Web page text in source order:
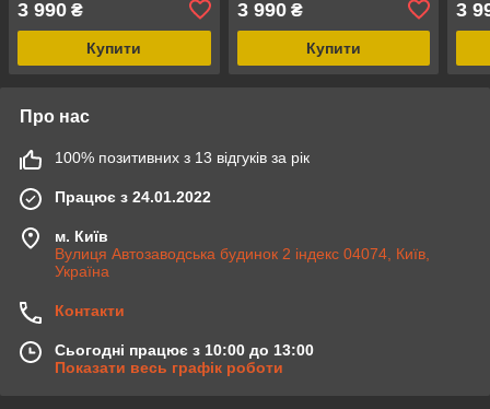
3 990 ₴
Купити
бежевий
3 990₴
Купити
3
Про нас
100% позитивних з 13 відгуків за рік
Працює з 24.01.2022
м. Київ
Вулиця Автозаводська будинок 2 індекс 04074, Київ,
Україна
Контакти
Сьогодні працює з 10:00 до 13:00
Показати весь графік роботи